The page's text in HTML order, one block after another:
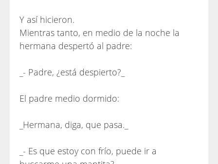
Y así hicieron.
Mientras tanto, en medio de la noche la
hermana despertó al padre:
_- Padre, ¿está despierto?_
El padre medio dormido:
_Hermana, diga, que pasa._
_- Es que estoy con frío, puede ir a